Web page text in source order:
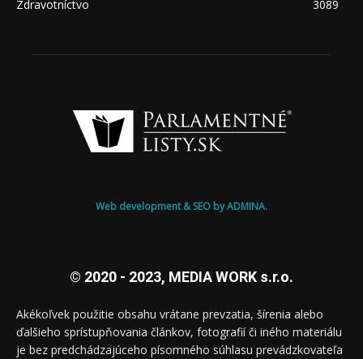
Zdravotníctvo
3089
Web development & SEO by ADMINA.
© 2020 - 2023, MEDIA WORK s.r.o.
Akékoľvek použitie obsahu vrátane prevzatia, šírenia alebo
ďalšieho sprístupňovania článkov, fotografií či iného materiálu
je bez predchádzajúceho písomného súhlasu prevádzkovateľa